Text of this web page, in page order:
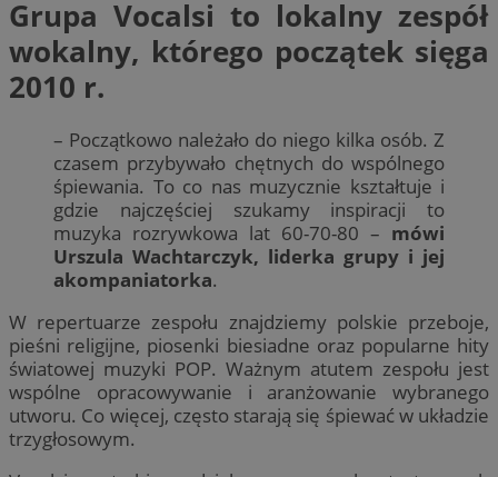
Grupa Vocalsi to lokalny zespół
wokalny, którego początek sięga
2010 r.
– Początkowo należało do niego kilka osób. Z
czasem przybywało chętnych do wspólnego
śpiewania. To co nas muzycznie kształtuje i
gdzie najczęściej szukamy inspiracji to
muzyka rozrywkowa lat 60-70-80 – mówi
Urszula Wachtarczyk, liderka grupy i jej
akompaniatorka.
W repertuarze zespołu znajdziemy polskie przeboje,
pieśni religijne, piosenki biesiadne oraz popularne hity
światowej muzyki POP. Ważnym atutem zespołu jest
wspólne opracowywanie i aranżowanie wybranego
utworu. Co więcej, często starają się śpiewać w układzie
trzygłosowym.